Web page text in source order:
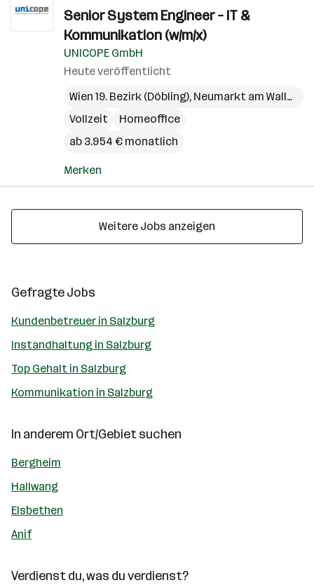
Senior System Engineer – IT &
Kommunikation (w/m/x)
UNICOPE GmbH
Heute veröffentlicht
Wien 19. Bezirk (Döbling), Neumarkt am Wallersee
Vollzeit
Homeoffice
ab 3.954 € monatlich
Merken
Weitere Jobs anzeigen
Gefragte Jobs
Kundenbetreuer in Salzburg
Instandhaltung in Salzburg
Top Gehalt in Salzburg
Kommunikation in Salzburg
In anderem Ort/Gebiet suchen
Bergheim
Hallwang
Elsbethen
Anif
Verdienst du, was du verdienst?